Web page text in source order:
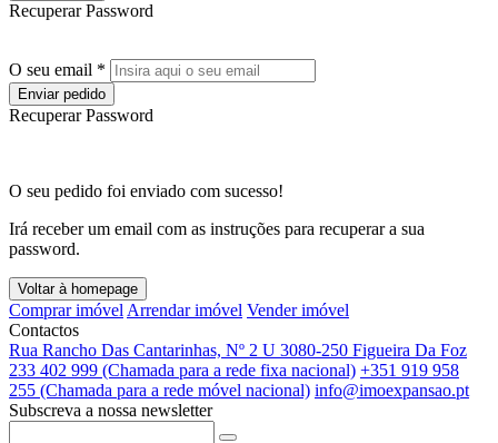
Recuperar Password
O seu email *
Enviar pedido
Recuperar Password
O seu pedido foi enviado com sucesso!
Irá receber um email com as instruções para recuperar a sua
password.
Voltar à homepage
Comprar imóvel Arrendar imóvel Vender imóvel
Contactos
Rua Rancho Das Cantarinhas, Nº 2 U 3080-250 Figueira Da Foz
233 402 999 (Chamada para a rede fixa nacional) +351 919 958
255 (Chamada para a rede móvel nacional) info@imoexpansao.pt
Subscreva a nossa newsletter